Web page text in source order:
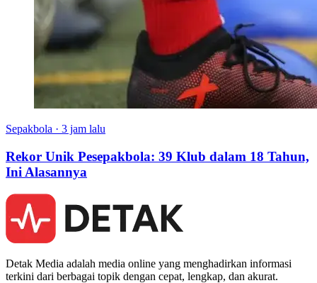
Sepakbola · 3 jam lalu
Rekor Unik Pesepakbola: 39 Klub dalam 18 Tahun,
Ini Alasannya
Detak Media adalah media online yang menghadirkan informasi
terkini dari berbagai topik dengan cepat, lengkap, dan akurat.